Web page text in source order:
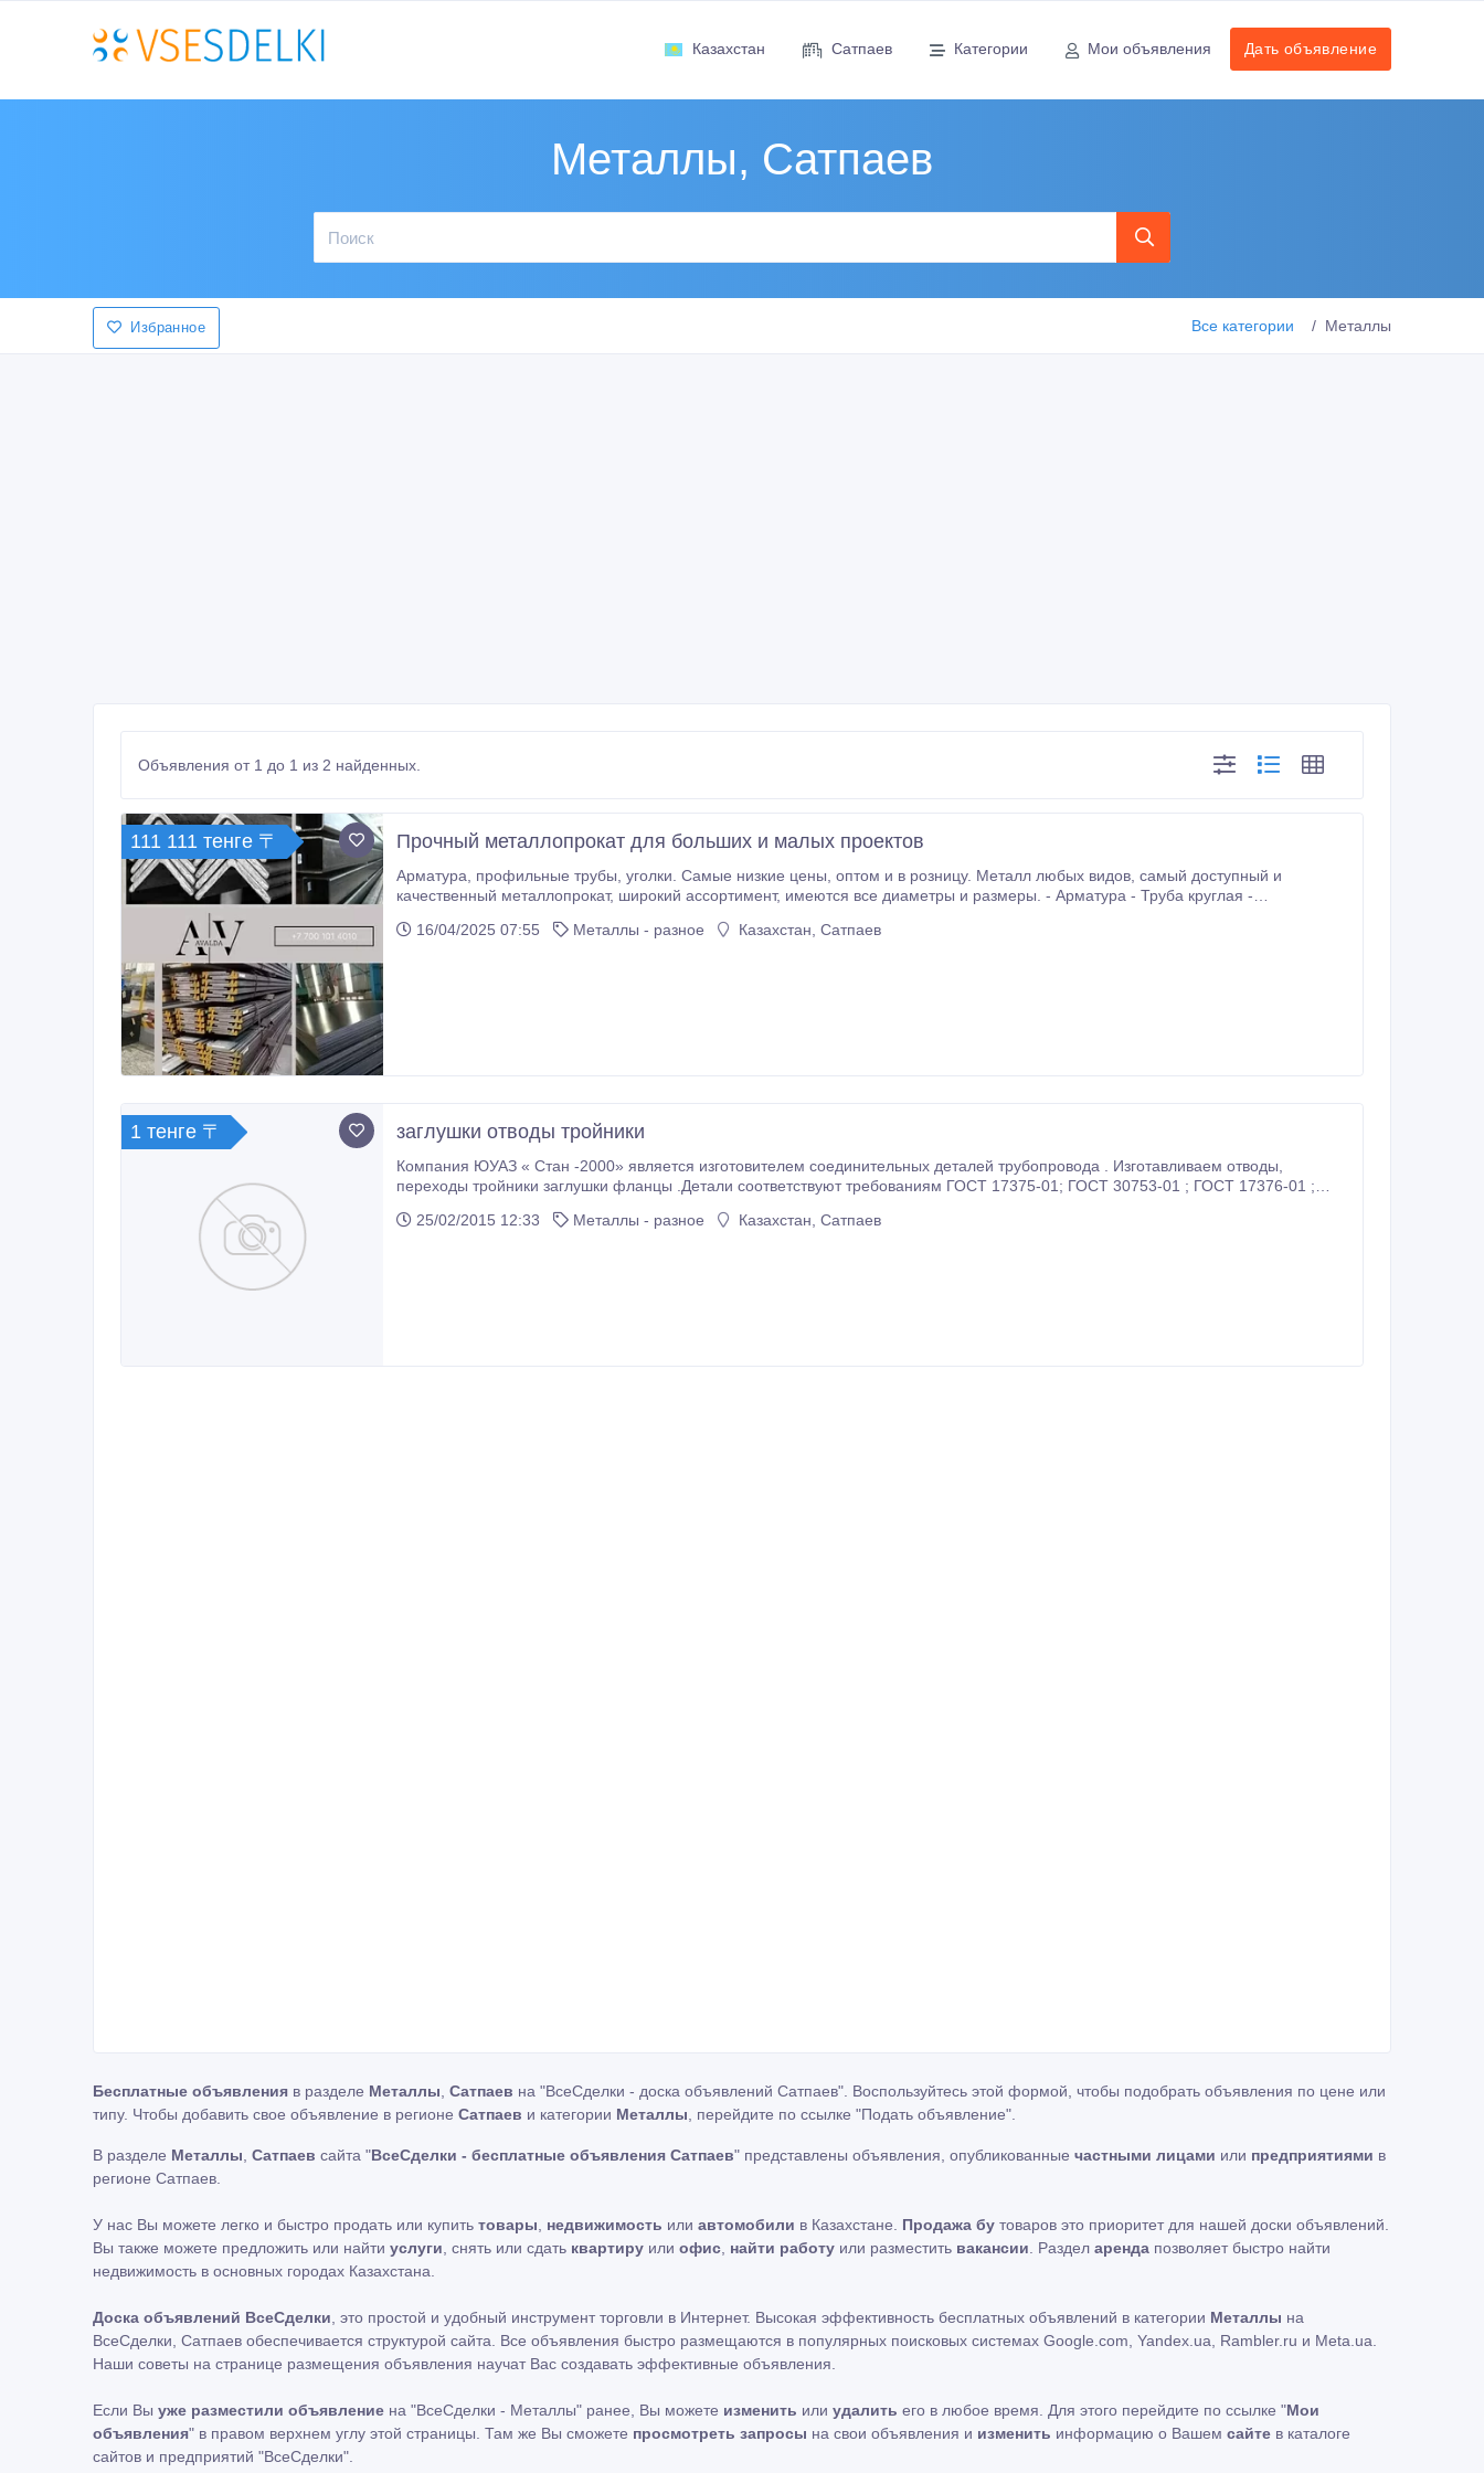
Казахстан Сатпаев Категории Мои объявления Дать объявление
Металлы, Сатпаев
Избранное Все категории Металлы
Объявления от 1 до 1 из 2 найденных.
111 111 тенге 〒 Прочный металлопрокат для больших и малых проектов
Арматура, профильные трубы, уголки. Самые низкие цены, оптом и в розницу. Металл любых видов, самый доступный и
качественный металлопрокат, широкий ассортимент, имеются все диаметры и размеры. - Арматура - Труба круглая -
16/04/2025 07:55
Металлы - разное Казахстан, Сатпаев
1 тенге 〒 заглушки отводы тройники
Компания ЮУАЗ « Стан -2000» является изготовителем соединительных деталей трубопровода . Изготавливаем отводы,
переходы тройники заглушки фланцы .Детали соответствуют требованиям ГОСТ 17375-01; ГОСТ 30753-01 ; ГОСТ 17376-01 ;
77; ОСТ 34-10-75297; ОСТ 34-10-753-97; ОСТ 34-10-764-97; ОСТ 31-10-763-97; ОСТ 34-10-700-97; ОСТ 34-10 699-97; ОСТ 34-25/02/2015 12:33 Металлы - разное Казахстан, Сатпаев
Бесплатные объявления в разделе Металлы Сатпаев на "ВсеСделки - доска объявлений Сатпаев". Воспользуйтесь этой формой, чтобы подобрать объявления по цене или
типу. Чтобы добавить свое объявление в регионе Сатпаев и категории Металлы , перейдите по ссылке "Подать объявление"
В разделе Металлы Сатпаев сайта "ВсеСделки - бесплатные объявления Сатпаев" представлены объявления, опубликованные частными лицами или предприятиями в
регионе Сатпаев.
У нас Вы можете легко и быстро продать или купить товары недвижимость или автомобили в Казахстане. Продажа бу товаров это приоритет для нашей доски объявлений.
Вы также можете предложить или найти услуги , снять или сдать квартиру или офис найти работу или разместить вакансии . Раздел аренда позволяет быстро найти
недвижимость в основных городах Казахстана.
Доска объявлений ВсеСделки , это простой и удобный инструмент торговли в Интернет. Высокая эффективность бесплатных объявлений в категории Металлы на
ВсеСделки, Сатпаев обеспечивается структурой сайта. Все объявления быстро размещаются в популярных поисковых системах Google.com, Yandex.ua, Rambler.ru и Meta.ua.
Наши советы на странице размещения объявления научат Вас создавать эффективные объявления.
Если Вы уже разместили объявление на "ВсеСделки - Металлы" ранее, Вы можете изменить или удалить его в любое время. Для этого перейдите по ссылке "Мои
объявления" в правом верхнем углу этой страницы. Там же Вы сможете просмотреть запросы на свои объявления и изменить информацию о Вашем сайте в каталоге
сайтов и предприятий "ВсеСделки".